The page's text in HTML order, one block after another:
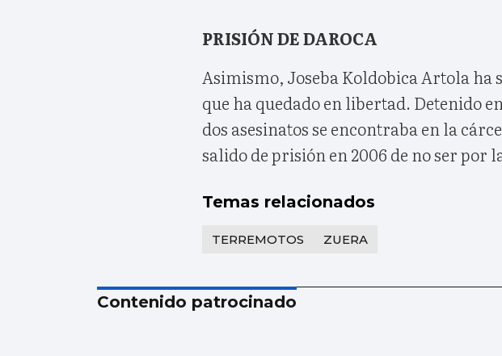
PRISIÓN DE DAROCA
Asimismo, Joseba Koldobica Artola ha
que ha quedado en libertad. Detenido
dos asesinatos se encontraba en la
salido de prisión en 2006 de no ser por
Temas relacionados
TERREMOTOS ZUERA
Contenido patrocinado